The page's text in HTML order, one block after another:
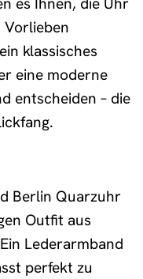
Vorlieben
klassisches
eine moderne
entscheiden – die
Berlin Quarzuhr
Outfit aus
Lederarmband
perfekt zu